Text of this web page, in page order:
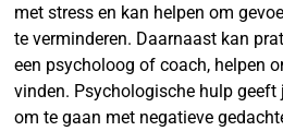
met stress en kan helpen om
te verminderen. Daarnaast kan
een psycholoog of coach, helpen
vinden. Psychologische hulp
om te gaan met negatieve